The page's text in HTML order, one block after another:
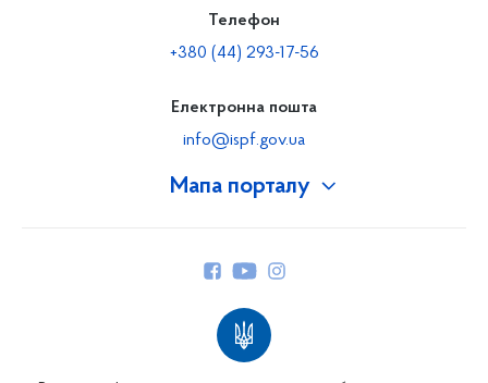
Мапа порталу
Телефон
+380 (44) 293-17-56
Електронна пошта
info@ispf.gov.ua